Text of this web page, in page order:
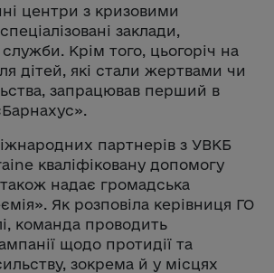
центри з кризовими
заклади,
служби. Крім того, цьогоріч на
дітей, які стали жертвами чи
запрацював перший в
партнерів з УВКБ
кваліфіковану допомогу
надає громадська
Як розповіла керівниця ГО
команда проводить
щодо протидії та
зокрема й у місцях